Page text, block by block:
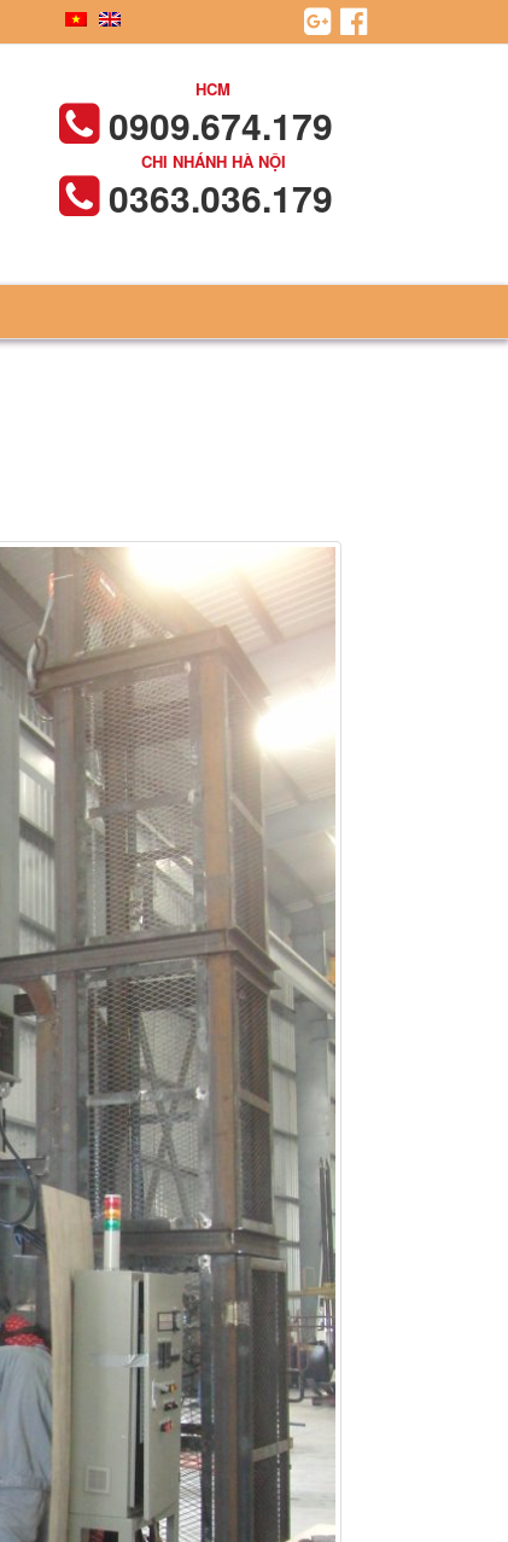
HCM
0909.674.179
CHI NHÁNH HÀ NỘI
0363.036.179